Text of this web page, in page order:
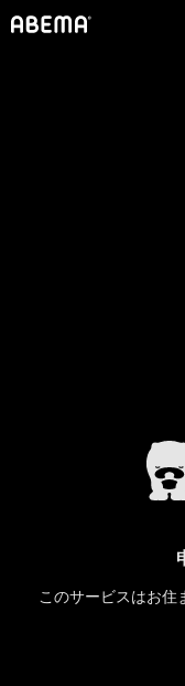
このサービスはお住